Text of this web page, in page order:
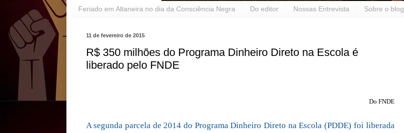
Feriado em Altaneira no dia da Consciência Negra Do editor Nossas Entrevista Sobre o blog
11 de fevereiro de 2015
R$ 350 milhões do Programa Dinheiro Direto na Escola é
liberado pelo FNDE
Do FNDE
A segunda parcela de 2014 do Programa Dinheiro Direto na Escola (PDDE) foi liberada